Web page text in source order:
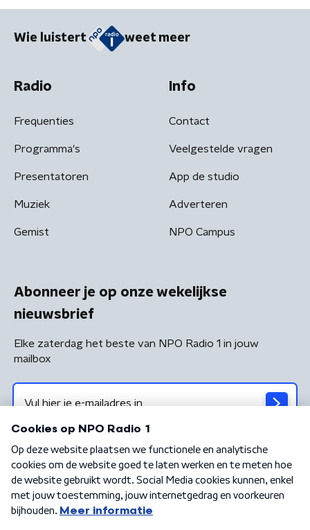
Wie luistert weet meer
Radio
Frequenties
Programma's
Presentatoren
Muziek
Gemist
Info
Contact
Veelgestelde vragen
App de studio
Adverteren
NPO Campus
Abonneer je op onze wekelijkse
nieuwsbrief
Elke zaterdag het beste van NPO Radio 1 in jouw
mailbox
Algemene voorwaarden